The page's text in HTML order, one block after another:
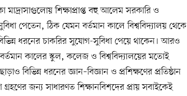
মাদ্রাসাগুলোয় শিক্ষাপ্রাপ্ত বহু আলেম সরকারি ও
পেতেন, ঠিক যেমন বর্তমান কালে বিশ্ববিদ্যালয় থেকে
বিভিন্ন ধরনের চাকরির সুযোগ-সুবিধা পেয়ে থাকেন। আরও
কালের স্কুল, কলেজ ও বিশ্ববিদ্যালয়ের মতোই
বিভিন্ন ধরনের জ্ঞান–বিজ্ঞান ও প্রশিক্ষণের প্রতিষ্ঠান
জন্য সাধারণত শিক্ষানবিশদের প্রায় সবাইকেই